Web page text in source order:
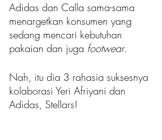
Adidas dan Calla sama-sama
menargetkan konsumen yang
sedang mencari kebutuhan
pakaian dan juga footwear.
Nah, itu dia 3 rahasia suksesnya
kolaborasi Yeri Afriyani dan
Adidas, Stellars!